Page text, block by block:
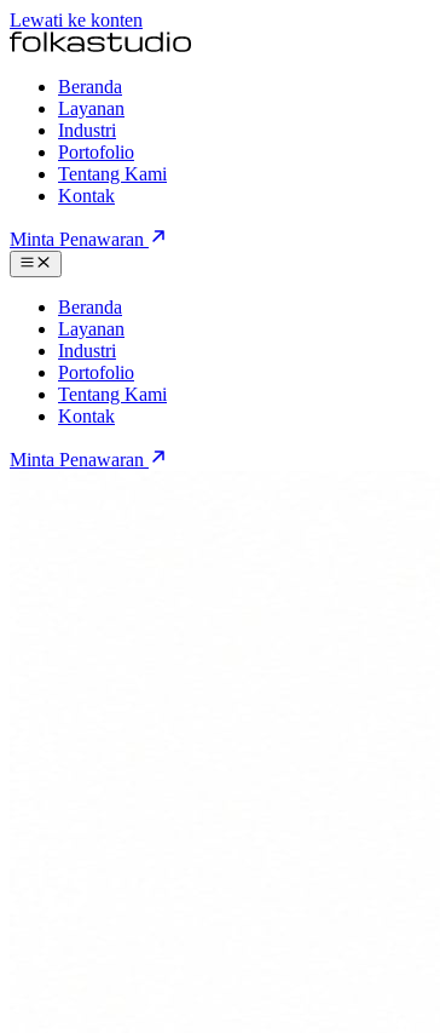
Lewati ke konten
Beranda
Layanan
Industri
Portofolio
Tentang Kami
Kontak
Minta Penawaran
Beranda
Layanan
Industri
Portofolio
Tentang Kami
Kontak
Minta Penawaran